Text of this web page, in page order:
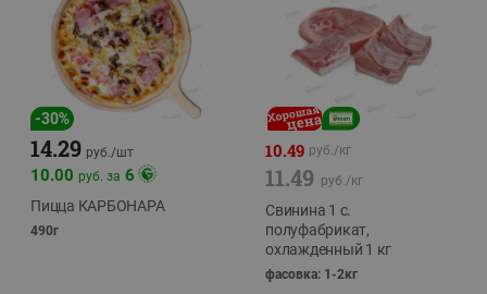
-30%
14.29 руб./шт
10.00 руб. за 6
Пицца КАРБОНАРА
490г
10.49 руб./кг
11.49 руб./кг
Свинина 1 с.
полуфабрикат,
охлажденный 1 кг
фасовка: 1-2кг